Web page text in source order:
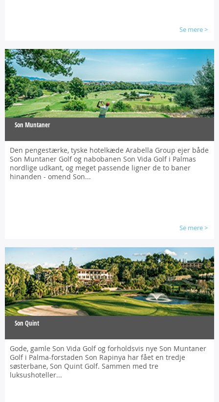
Se mere>
Son Muntaner
Den pengestærke, tyske hotelkæde Arabella Group ejer både
Son Muntaner Golf og nabobanen Son Vida Golf i Palmas
nordlige udkant, og meget passende ligner de to baner
hinanden - omend Son...
Se mere>
Son Quint
Gode, gamle Son Vida Golf og forholdsvis nye Son Muntaner
Golf i Palma-forstaden Son Rapinya har fået en tredje
søsterbane, Son Quint Golf. Sammen med tre
luksushoteller...